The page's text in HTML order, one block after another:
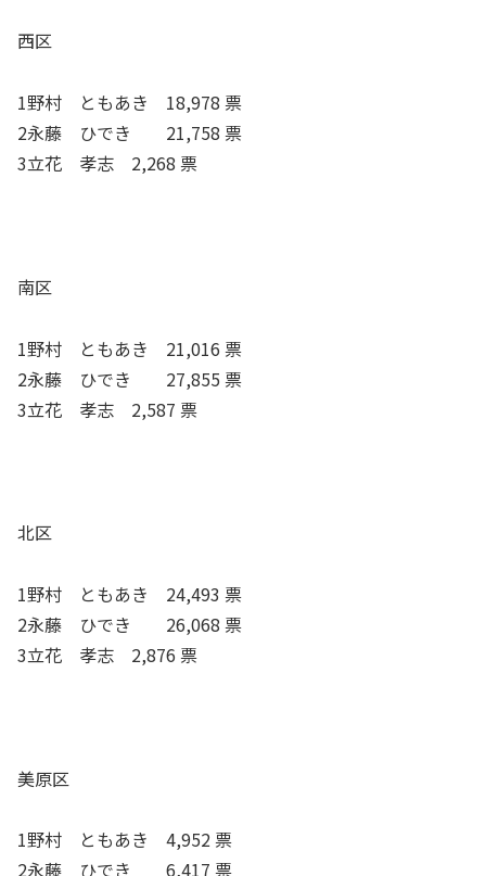
西区
1野村 ともあき 18,978 票
2永藤 ひでき 21,758 票
3立花 孝志 2,268 票
南区
1野村 ともあき 21,016 票
2永藤 ひでき 27,855 票
3立花 孝志 2,587 票
北区
1野村 ともあき 24,493 票
2永藤 ひでき 26,068 票
3立花 孝志 2,876 票
美原区
1野村 ともあき 4,952 票
2永藤 ひでき 6,417 票